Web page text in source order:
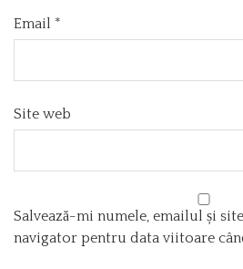
Email *
Site web
Salvează-mi numele, emailul și
navigator pentru data viitoare